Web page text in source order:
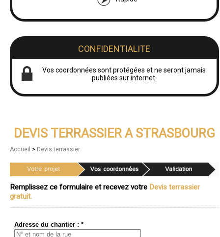
CONFIDENTIALITE
Vos coordonnées sont protégées et ne seront jamais
publiées sur internet.
DEVIS TERRASSIER A STRASBOURG
Accueil > Devis terrassier
Remplissez ce formulaire et recevez votre Devis terrassier
gratuit.
Adresse du chantier : *